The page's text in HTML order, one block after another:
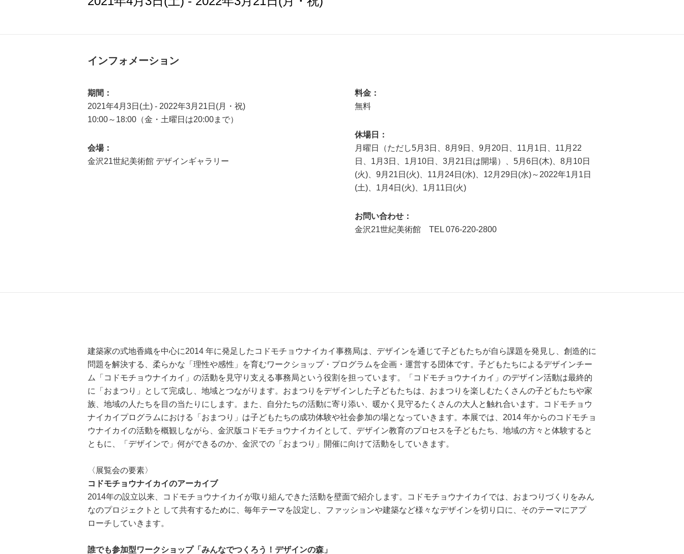
インフォメーション
期間：
2021年4月3日(土) - 2022年3月21日(月・祝)
10:00～18:00（金・土曜日は20:00まで）
会場：
金沢21世紀美術館 デザインギャラリー
料金：
無料
休場日：
月曜日（ただし5月3日、8月9日、9月20日、11月1日、11月22
日、1月3日、1月10日、3月21日は開場）、5月6日(木)、8月10日
(火)、9月21日(火)、11月24日(水)、12月29日(水)～2022年1月1日
(土)、1月4日(火)、1月11日(火)
お問い合わせ：
金沢21世紀美術館 TEL 076-220-2800
建築家の式地香織を中心に2014 年に発足したコドモチョウナイカイ事務局は、デザインを通じて子どもたちが自ら課題を発見し、創造的に
問題を解決する、柔らかな「理性や感性」を育むワークショップ・プログラムを企画・運営する団体です。子どもたちによるデザインチー
ム「コドモチョウナイカイ」の活動を見守り支える事務局という役割を担っています。「コドモチョウナイカイ」のデザイン活動は最終的
に「おまつり」として完成し、地域とつながります。おまつりをデザインした子どもたちは、おまつりを楽しむたくさんの子どもたちや家
族、地域の人たちを目の当たりにします。また、自分たちの活動に寄り添い、暖かく見守るたくさんの大人と触れ合います。コドモチョウ
ナイカイプログラムにおける「おまつり」は子どもたちの成功体験や社会参加の場となっていきます。本展では、2014 年からのコドモチョ
ウナイカイの活動を概観しながら、金沢版コドモチョウナイカイとして、デザイン教育のプロセスを子どもたち、地域の方々と体験すると
ともに、「デザインで」何ができるのか、金沢での「おまつり」開催に向けて活動をしていきます。
〈展覧会の要素〉
コドモチョウナイカイのアーカイブ
2014年の設立以来、コドモチョウナイカイが取り組んできた活動を壁面で紹介します。コドモチョウナイカイでは、おまつりづくりをみん
なのプロジェクトと して共有するために、毎年テーマを設定し、ファッションや建築など様々なデザインを切り口に、そのテーマにアプ
ローチしていきます。
誰でも参加型ワークショップ「みんなでつくろう！デザインの森」